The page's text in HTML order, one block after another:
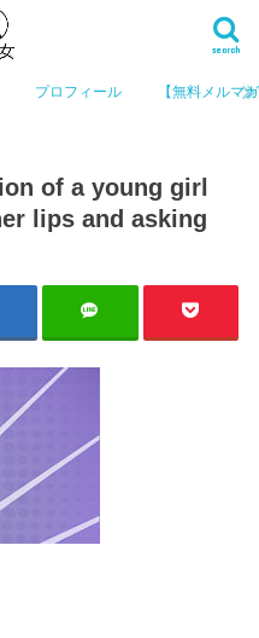
search
プロフィール 【無料メルマ
of a young girl
lips and asking